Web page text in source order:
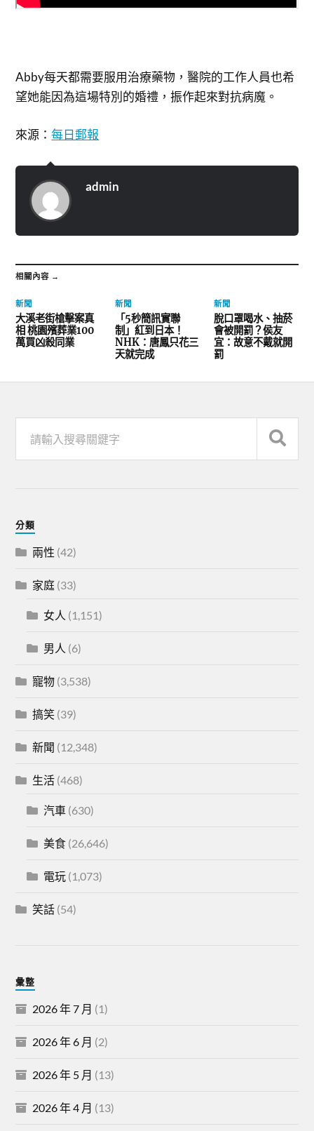
Abby每天都需要服用治療藥物，醫院的工作人員也希
望她能因為這場特別的婚禮，振作起來對抗病魔。
來源：每日郵報
admin
相關內容 →
新聞
大溪老街槍擊案真
相 桃園殯葬業100
萬買凶殺同業
新聞
「5秒簡訊實聯
制」紅到日本！
NHK：唐鳳只花三
天就完成
新聞
脫口罩喝水、抽菸
會被開罰？侯友
宜：故意不戴就開
罰
分類
兩性 (42)
家庭 (33)
女人 (1,151)
男人 (6)
寵物 (3,538)
搞笑 (39)
新聞 (12,348)
生活 (468)
汽車 (630)
美食 (26,646)
電玩 (1,073)
笑話 (54)
彙整
2026 年 7 月 (1)
2026 年 6 月 (2)
2026 年 5 月 (13)
2026 年 4 月 (13)